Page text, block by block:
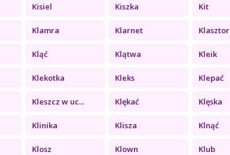
Kisiel Kiszka Kit
Klamra Klarnet Klasztor
Kląć Klątwa Kleik
Klekotka Kleks Klepać
Kleszcz w uc... Klękać Klęska
Klinika Klisza Klnąć
Klosz Klown Klub